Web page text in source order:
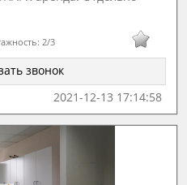
2/3
звонок
2021-12-13 17:14:58